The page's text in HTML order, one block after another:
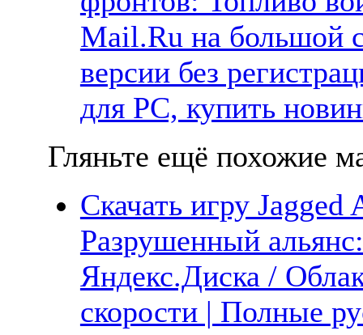
Mail.Ru на большой
версии без
для PC, купить
Гляньте ещё похожие
Скачать игру
Разрушенный
Яндекс.Диска /
скорости | Полные